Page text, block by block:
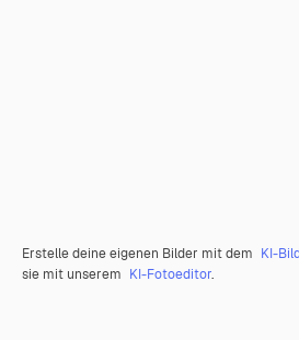
Erstelle deine eigenen Bilder mit dem KI-
sie mit unserem KI-Fotoeditor.